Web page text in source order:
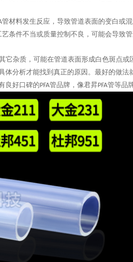
管材料发生反应，导致管道表面的变白或混
条件不当或质量控制不良，可能会导致
杂质，可能在管道表面形成白色斑点或
体分析才能找到真正的原因。最好的做法
良好口碑的PFA管品牌，像君昇PFA管等品